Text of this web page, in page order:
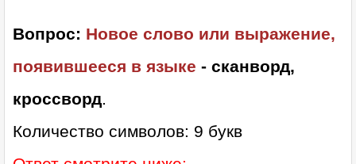
Вопрос: Новое слово или выражение,
появившееся в языке - сканворд,
кроссворд.
Количество символов: 9 букв